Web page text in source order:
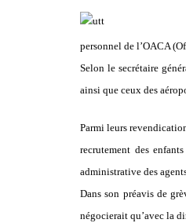
personnel de l’OACA
Selon le secrétaire
ainsi que ceux des
Parmi leurs
recrutement des
administrative des
Dans son préavis de
négocierait qu’avec la